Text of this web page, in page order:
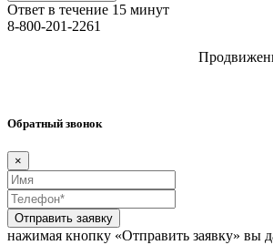
Ответ в течение 15 минут
8-800-201-2261
Обратный звонок
×
Отправить заявку
нажимая кнопку «Отправить заявку» вы